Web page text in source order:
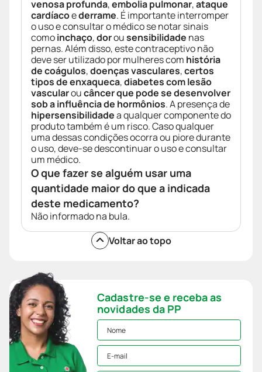
venosa profunda,embolia pulmonar,ataque
cardíacoederrame. É importante interromper
o uso e consultar o médico se notar sinais
comoinchaço,dorousensibilidade nas
pernas. Além disso, este contraceptivo não
deve ser utilizado por mulheres com história
de coágulos,doenças vasculares,certos
tipos de enxaqueca,diabetes com lesão
vascularoucâncer que pode se desenvolver
sob a influência de hormônios. A presença de
hipersensibilidadea qualquer componente do
produto também é um risco. Caso qualquer
uma dessas condições ocorra ou piore durante
o uso, deve-se descontinuar o uso e consultar
um médico.
O que fazer se alguém usar uma
quantidade maior do que a indicada
deste medicamento?
Não informado na bula.
Voltar ao topo
Cadastre-se e receba as
novidades da PP